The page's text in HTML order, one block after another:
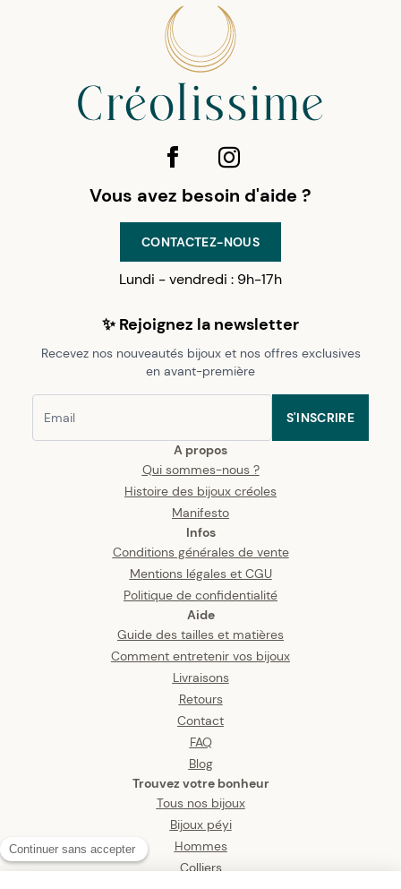
A propos
Qui sommes-nous ?
Histoire des bijoux créoles
Manifesto
Infos
Conditions générales de vente
Mentions légales et CGU
Politique de confidentialité
Aide
Guide des tailles et matières
Comment entretenir vos bijoux
Livraisons
Retours
Contact
FAQ
Blog
Trouvez votre bonheur
Tous nos bijoux
Bijoux péyi
Hommes
Colliers
Vous avez besoin d'aide ?
CONTACTEZ-NOUS
Lundi - vendredi : 9h-17h
✨ Rejoignez la newsletter
Recevez nos nouveautés bijoux et nos offres exclusives
en avant-première
S'INSCRIRE